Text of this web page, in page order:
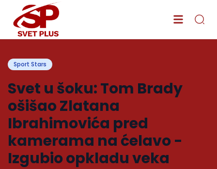
Sport Stars
Svet u šoku: Tom Brady
ošišao Zlatana
Ibrahimovića pred
kamerama na ćelavo -
Izgubio opkladu veka